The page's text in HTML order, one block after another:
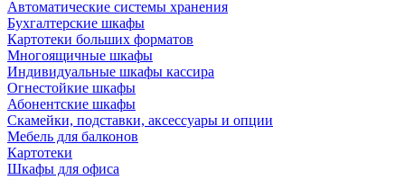
Автоматические системы хранения
Бухгалтерские шкафы
Картотеки больших форматов
Многоящичные шкафы
Индивидуальные шкафы кассира
Огнестойкие шкафы
Абонентские шкафы
Скамейки, подставки, аксессуары и опции
Мебель для балконов
Картотеки
Шкафы для офиса